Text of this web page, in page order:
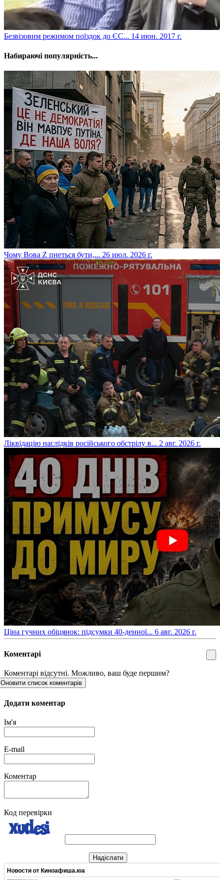
​Безвізовим режимом поїздок до ЄС... 14 июн. 2017 г.
Набираючі популярність...
​Чому Вова Z пнеться бути,... 26 июл. 2026 г.
​Ліквідацію наслідків російського обстрілу в... 2 авг. 2026 г.
​Ціна гучних обіцянок: підсумки 40-денної... 6 авг. 2026 г.
Коментарі
Коментарі відсутні. Можливо, ваш буде першим?
Оновити список коментарів
Додати коментар
Ім'я
E-mail
Коментар
Код перевірки
Надіслати
Новости от Киноафиша.юа